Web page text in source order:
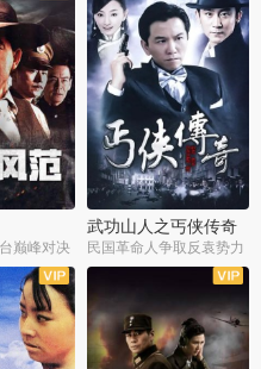
巅峰对决
武功山人之丐侠传奇
民国革命人争取反袁势力
全35集